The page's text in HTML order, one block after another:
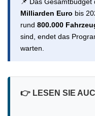
Milliarden Euro bis
rund 800.000
sind, endet das
warten.
👉 LESEN SIE